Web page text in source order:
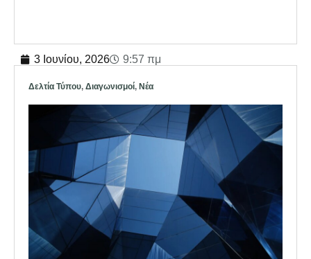
3 Ιουνίου, 2026 9:57 πμ
Δελτία Τύπου, Διαγωνισμοί, Νέα